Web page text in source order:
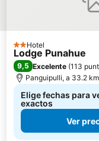
2 Estrellas
Hotel
Lodge Punahue
9,5 Excelente (113
Panguipulli, a 33.2
Elige fechas para
exactos
Ver